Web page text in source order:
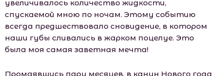
увеличивалось количество жидкости,
спускаемой мною по ночам. Этому событию
всегда предшествовало сновидение, в котором
наши губы сливались в жарком поцелуе. Это
была моя самая заветная мечта!
Промаявшись пару месяцев, в канун Нового года